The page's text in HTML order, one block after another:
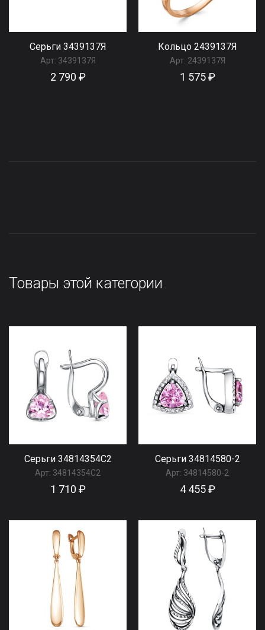
Серьги 3439137Я
Арт: 3439137Я
2 790 ₽
Кольцо 2439137Я
Арт: 2439137Я
1 575 ₽
Товары этой категории
Серьги 34814354С2
Арт: 34814354С2
1 710 ₽
Серьги 34814580-2
Арт: 34814580-2
4 455 ₽